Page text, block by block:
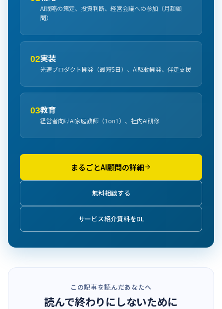
AI戦略の策定、投資判断、経営会議への参加（月額顧
問）
02実装
光速プロダクト開発（最短5日）、AI駆動開発、伴走支援
03教育
経営者向けAI家庭教師（1on1）、社内AI研修
まるごとAI顧問の詳細
無料相談する
サービス紹介資料をDL
この記事を読んだあなたへ
読んで終わりにしないために